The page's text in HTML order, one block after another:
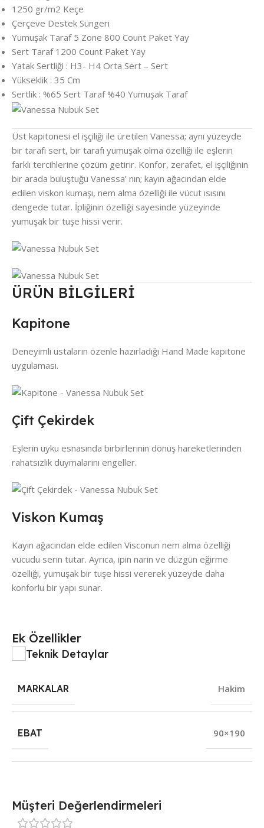
1250 gr/m2 Keçe
Çerçeve Destek Süngeri
Yumuşak Taraf 5 Zone 800 Count Paket Yay
Sert Taraf 1200 Count Paket Yay
Yatak Sertliği : H3- H4 Orta Sert – Sert
Yükseklik : 35 Cm
Sertlik : %65 Sert Taraf %40 Yumuşak Taraf
Üst kapitonesi el işçiliği ile üretilen Vanessa; aynı yüzeyde
bir tarafı sert, bir tarafı yumuşak olma özelliği ile eşlerin
farklı tercihlerine çözüm getirir. Konfor, zerafet, el işçiliğinin
bir arada buluştuğu Vanessa’ nın; kayın ağacından elde
edilen viskon kumaşı, nem alma özelliği ile vücut ısısını
dengede tutar. İpliğinin özelliği sayesinde yüzeyinde
yumuşak bir tuşe hissi verir.
ÜRÜN BİLGİLERİ
Kapitone
Deneyimli ustaların özenle hazırladığı Hand Made kapitone
uygulaması.
Çift Çekirdek
Eşlerin uyku esnasında birbirlerinin dönüş hareketlerinden
rahatsızlık duymalarını engeller.
Viskon Kumaş
Kayın ağacından elde edilen Visconun nem alma özelliği
vücudu serin tutar. Ayrıca, ipin narin ve düzgün eğirme
özelliği, yumuşak bir tuşe hissi vererek yüzeyde daha
konforlu bir yapı sunar.
Ek Özellikler
Teknik Detaylar
MARKALAR Hakim
EBAT 90×190
Müşteri Değerlendirmeleri